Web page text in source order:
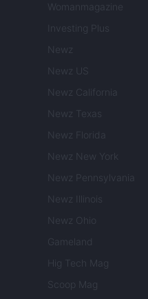
Womanmagazine
Investing Plus
Newz
Newz US
Newz California
Newz Texas
Newz Florida
Newz New York
Newz Pennsylvania
Newz Illinois
Newz Ohio
Gameland
Hig Tech Mag
Scoop Mag